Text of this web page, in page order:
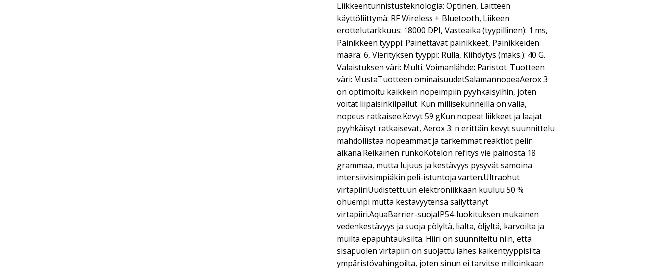
Liikkeentunnistusteknologia: Optinen, Laitteen
käyttöliittymä: RF Wireless + Bluetooth, Liikeen
erottelutarkkuus: 18000 DPI, Vasteaika (tyypillinen): 1 ms,
Painikkeen tyyppi: Painettavat painikkeet, Painikkeiden
määrä: 6, Vierityksen tyyppi: Rulla, Kiihdytys (maks.): 40 G.
Valaistuksen väri: Multi. Voimanlähde: Paristot. Tuotteen
väri: MustaTuotteen ominaisuudetSalamannopeaAerox 3
on optimoitu kaikkein nopeimpiin pyyhkäisyihin, joten
voitat liipaisinkilpailut. Kun millisekunneilla on väliä,
nopeus ratkaisee.Kevyt 59 gKun nopeat liikkeet ja laajat
pyyhkäisyt ratkaisevat, Aerox 3: n erittäin kevyt suunnittelu
mahdollistaa nopeammat ja tarkemmat reaktiot pelin
aikana.Reikäinen runkoKotelon rei’itys vie painosta 18
grammaa, mutta lujuus ja kestävyys pysyvät samoina
intensiivisimpiäkin peli-istuntoja varten.Ultraohut
virtapiiriUudistettuun elektroniikkaan kuuluu 50 %
ohuempi mutta kestävyytensä säilyttänyt
virtapiiri.AquaBarrier-suojaIP54-luokituksen mukainen
vedenkestävyys ja suoja pölyltä, lialta, öljyltä, karvoilta ja
muilta epäpuhtauksilta. Hiiri on suunniteltu niin, että
sisäpuolen virtapiiri on suojattu lähes kaikentyyppisiltä
ympäristövahingoilta, joten sinun ei tarvitse milloinkaan